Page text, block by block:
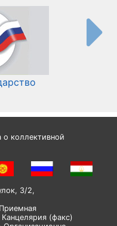
о коллективной
3/2,
(факс)